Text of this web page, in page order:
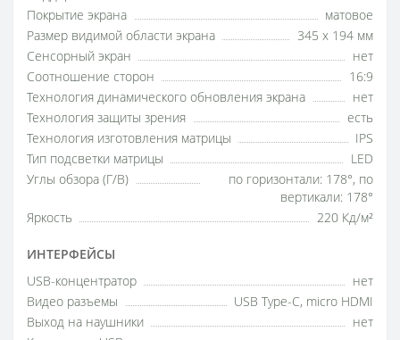
Покрытие экрана
матовое
Размер видимой области экрана
345 x 194 мм
Сенсорный экран
нет
Соотношение сторон
16:9
Технология динамического обновления экрана
нет
Технология защиты зрения
есть
Технология изготовления матрицы
IPS
Тип подсветки матрицы
LED
Углы обзора (Г/В)
по горизонтали: 178°, по
вертикали: 178°
Яркость
220 Кд/м²
ИНТЕРФЕЙСЫ
USB-концентратор
нет
Видео разъемы
USB Type-C, micro HDMI
Выход на наушники
нет